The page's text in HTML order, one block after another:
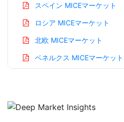
スペイン MICEマーケット
ロシア MICEマーケット
北欧 MICEマーケット
ベネルクス MICEマーケット
インド MICEマーケット